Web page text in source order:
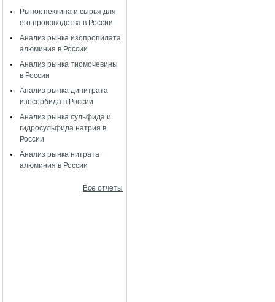
Рынок пектина и сырья для
его производства в России
Анализ рынка изопропилата
алюминия в России
Анализ рынка тиомочевины
в России
Анализ рынка динитрата
изосорбида в России
Анализ рынка сульфида и
гидросульфида натрия в
России
Анализ рынка нитрата
алюминия в России
Все отчеты